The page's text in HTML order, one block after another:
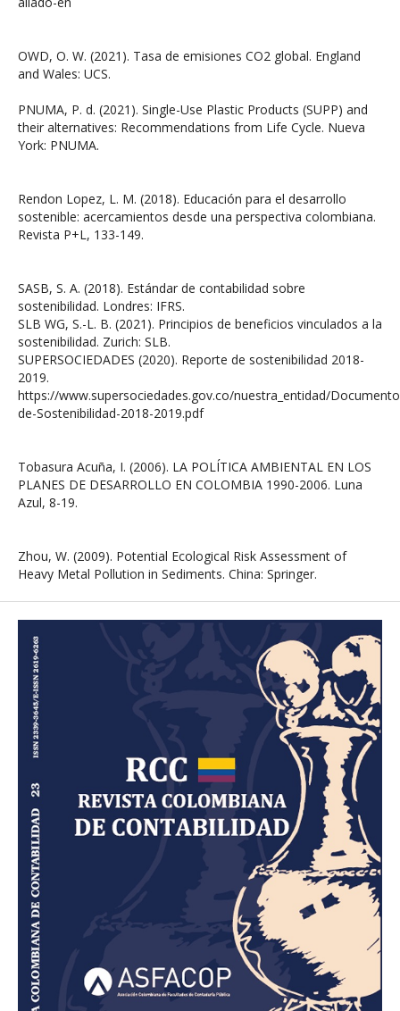
OWD, O. W. (2021). Tasa de emisiones CO2 global. England
and Wales: UCS.
PNUMA, P. d. (2021). Single-Use Plastic Products (SUPP) and
their alternatives: Recommendations from Life Cycle. Nueva
York: PNUMA.
Rendon Lopez, L. M. (2018). Educación para el desarrollo
sostenible: acercamientos desde una perspectiva colombiana.
Revista P+L, 133-149.
SASB, S. A. (2018). Estándar de contabilidad sobre
sostenibilidad. Londres: IFRS.
SLB WG, S.-L. B. (2021). Principios de beneficios vinculados a la
sostenibilidad. Zurich: SLB.
SUPERSOCIEDADES (2020). Reporte de sostenibilidad 2018-
2019.
https://www.supersociedades.gov.co/nuestra_entidad/
de-Sostenibilidad-2018-2019.pdf
Tobasura Acuña, I. (2006). LA POLÍTICA AMBIENTAL EN LOS
PLANES DE DESARROLLO EN COLOMBIA 1990-2006. Luna
Azul, 8-19.
Zhou, W. (2009). Potential Ecological Risk Assessment of
Heavy Metal Pollution in Sediments. China: Springer.